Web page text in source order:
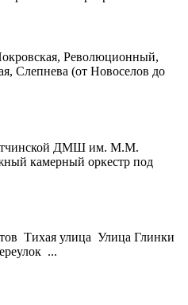
Революционный,
Слепнева (от Новоселов до
Гатчинской ДМШ им. М.М.
камерный оркестр под
Тихая улица Улица Глинки
...